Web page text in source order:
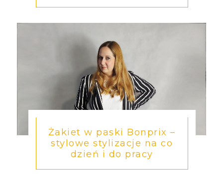
Żakiet w paski Bonprix –
stylowe stylizacje na co
dzień i do pracy